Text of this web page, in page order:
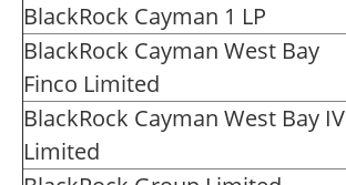
BlackRock Cayman 1 LP
BlackRock Cayman West Bay
Finco Limited
BlackRock Cayman West Bay IV
Limited